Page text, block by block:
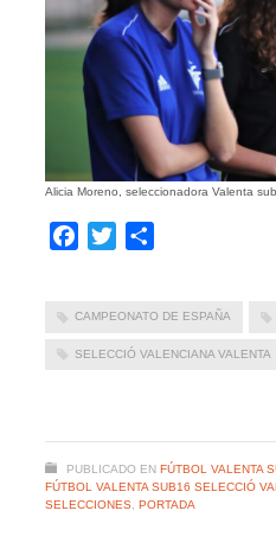
Alicia Moreno, seleccionadora Valenta
Facebook
Twitter
CAMPEONATO DE ESPAÑA
SELECCIÓ VALENCIANA VALENTA
PUBLICADO EN FÚTBOL VALENTA
FÚTBOL VALENTA SUB16 SELECCIÓ
SELECCIONES, PORTADA